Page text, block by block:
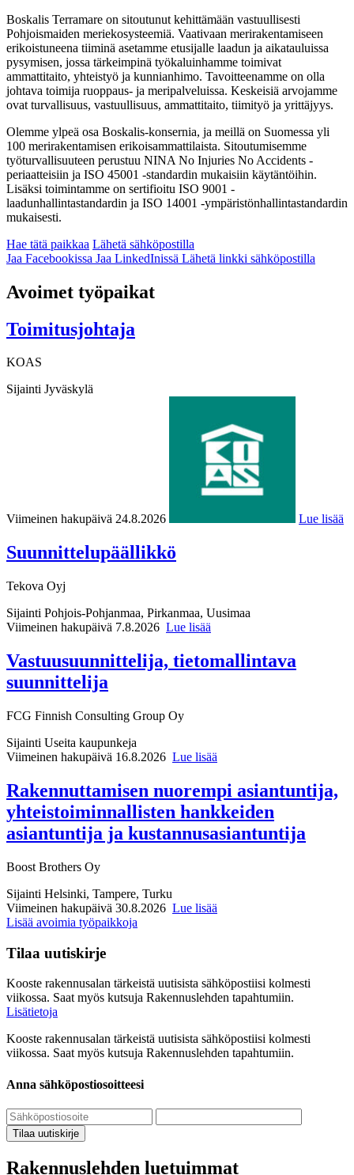
Boskalis Terramare on sitoutunut kehittämään vastuullisesti
Pohjoismaiden meriekosysteemiä. Vaativaan merirakentamiseen
erikoistuneena tiiminä asetamme etusijalle laadun ja aikatauluissa
pysymisen, jossa tärkeimpinä työkaluinhamme toimivat
ammattitaito, yhteistyö ja kunnianhimo. Tavoitteenamme on olla
johtava toimija ruoppaus- ja meripalveluissa. Keskeisiä arvojamme
ovat turvallisuus, vastuullisuus, ammattitaito, tiimityö ja yrittäjyys.
Olemme ylpeä osa Boskalis-konsernia, ja meillä on Suomessa yli
100 merirakentamisen erikoisammattilaista. Sitoutumisemme
työturvallisuuteen perustuu NINA No Injuries No Accidents -
periaatteisiin ja ISO 45001 -standardin mukaisiin käytäntöihin.
Lisäksi toimintamme on sertifioitu ISO 9001 -
laadunhallintastandardin ja ISO 14001 -ympäristönhallintastandardin
mukaisesti.
Hae tätä paikkaa Lähetä sähköpostilla
Jaa Facebookissa Jaa LinkedInissä Lähetä linkki sähköpostilla
Avoimet työpaikat
Toimitusjohtaja
KOAS
Sijainti Jyväskylä
Viimeinen hakupäivä 24.8.2026 Lue lisää
Suunnittelupäällikkö
Tekova Oyj
Sijainti Pohjois-Pohjanmaa, Pirkanmaa, Uusimaa
Viimeinen hakupäivä 7.8.2026 Lue lisää
Vastuusuunnittelija, tietomallintava
suunnittelija
FCG Finnish Consulting Group Oy
Sijainti Useita kaupunkeja
Viimeinen hakupäivä 16.8.2026 Lue lisää
Rakennuttamisen nuorempi asiantuntija,
yhteistoiminnallisten hankkeiden
asiantuntija ja kustannusasiantuntija
Boost Brothers Oy
Sijainti Helsinki, Tampere, Turku
Viimeinen hakupäivä 30.8.2026 Lue lisää
Lisää avoimia työpaikkoja
Tilaa uutiskirje
Kooste rakennusalan tärkeistä uutisista sähköpostiisi kolmesti
viikossa. Saat myös kutsuja Rakennuslehden tapahtumiin.
Lisätietoja
Kooste rakennusalan tärkeistä uutisista sähköpostiisi kolmesti
viikossa. Saat myös kutsuja Rakennuslehden tapahtumiin.
Anna sähköpostiosoitteesi
Tilaa uutiskirje
Rakennuslehden luetuimmat